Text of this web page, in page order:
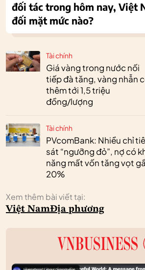
Tài chính
Giá vàng trong nước nối
tiếp đà tăng, vàng nhẫn
thêm tới 1,5 triệu
đồng/lượng
Tài chính
PVcomBank: Nhiều chỉ
sát “ngưỡng đỏ”, nợ có
năng mất vốn tăng vọt
20%
Xem thêm bài viết tại:
Việt NamĐịa phương
đối tác trong hôm nay, Việt
đối mặt mức nào?